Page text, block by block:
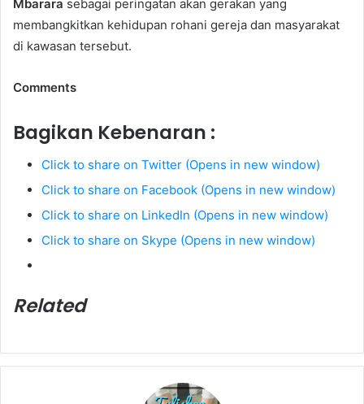
Mbarara sebagai peringatan akan gerakan yang
membangkitkan kehidupan rohani gereja dan masyarakat
di kawasan tersebut.
Comments
Bagikan Kebenaran :
Click to share on Twitter (Opens in new window)
Click to share on Facebook (Opens in new window)
Click to share on LinkedIn (Opens in new window)
Click to share on Skype (Opens in new window)
Related